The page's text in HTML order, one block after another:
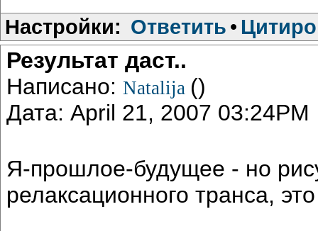
Настройки: Ответить •
Результат даст..
Написано: Natalija ()
Дата: April 21, 2007 03:24PM
Я-прошлое-будущее - но
релаксационного транса,